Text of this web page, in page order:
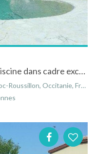
Superbe bergerie - splendide piscine dans cadre exceptionnel - Moureze dans l'Hérault
Occitanie, France